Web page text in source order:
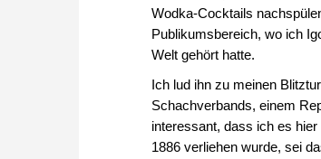
Wodka-Cocktails
Publikumsbereich, wo ich
Welt gehört hatte.
Ich lud ihn zu meinen
Schachverbands, einem
interessant, dass ich es
1886 verliehen wurde, sei